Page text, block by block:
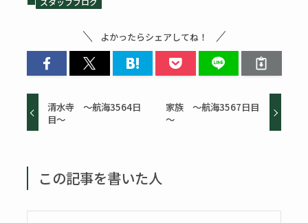
よかったらシェアしてね！
清水寺 ～航海3564日
目～
家族 ～航海3567日目
～
この記事を書いた人